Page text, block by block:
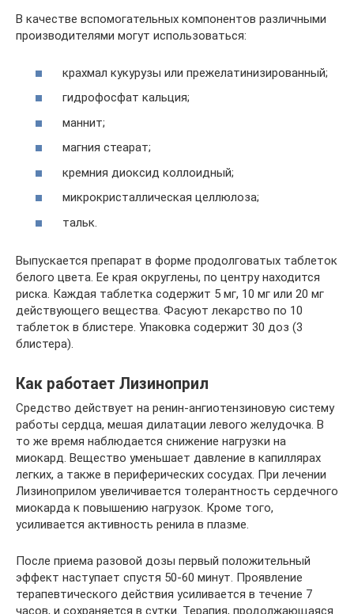
В качестве вспомогательных компонентов различными
производителями могут использоваться:
крахмал кукурузы или прежелатинизированный;
гидрофосфат кальция;
маннит;
магния стеарат;
кремния диоксид коллоидный;
микрокристаллическая целлюлоза;
тальк.
Выпускается препарат в форме продолговатых таблеток
белого цвета. Ее края округлены, по центру находится
риска. Каждая таблетка содержит 5 мг, 10 мг или 20 мг
действующего вещества. Фасуют лекарство по 10
таблеток в блистере. Упаковка содержит 30 доз (3
блистера).
Как работает Лизиноприл
Средство действует на ренин-ангиотензиновую систему
работы сердца, мешая дилатации левого желудочка. В
то же время наблюдается снижение нагрузки на
миокард. Вещество уменьшает давление в капиллярах
легких, а также в периферических сосудах. При лечении
Лизиноприлом увеличивается толерантность сердечного
миокарда к повышению нагрузок. Кроме того,
усиливается активность ренила в плазме.
После приема разовой дозы первый положительный
эффект наступает спустя 50-60 минут. Проявление
терапевтического действия усиливается в течение 7
часов, и сохраняется в сутки. Терапия, продолжающаяся